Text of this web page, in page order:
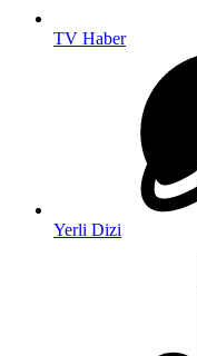
TV Haber
Yerli Dizi